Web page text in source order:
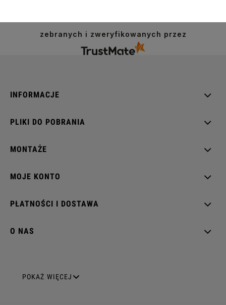
zebranych i zweryfikowanych przez
INFORMACJE
PLIKI DO POBRANIA
MONTAŻE
MOJE KONTO
PŁATNOŚCI I DOSTAWA
O NAS
GNIAZDA ELEKTRYCZNE
POKAŻ WIĘCEJ